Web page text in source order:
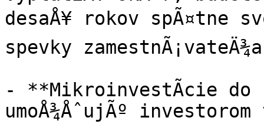
desaÅ¥ rokov spÃ¤tne
spevky
- **MikroinvestÃ­cie do
umoÅ¾ÅˆujÃº